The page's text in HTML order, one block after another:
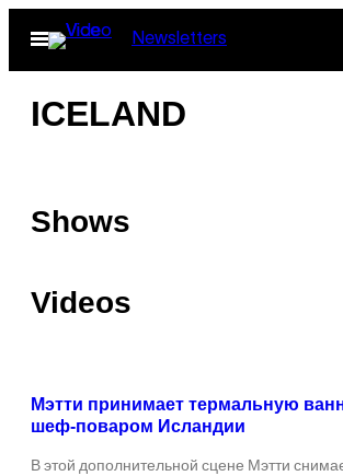
Open
Menu
Newsletters
ICELAND
Shows
Videos
Мэтти принимает термальную
шеф-поваром Исландии
В этой дополнительной сцене Мэтти